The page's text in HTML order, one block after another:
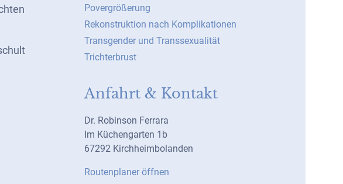
Povergrößerung
Rekonstruktion nach Komplikationen
Transgender und Transsexualität
Trichterbrust
Anfahrt & Kontakt
Dr. Robinson Ferrara
Im Küchengarten 1b
67292 Kirchheimbolanden
Routenplaner öffnen